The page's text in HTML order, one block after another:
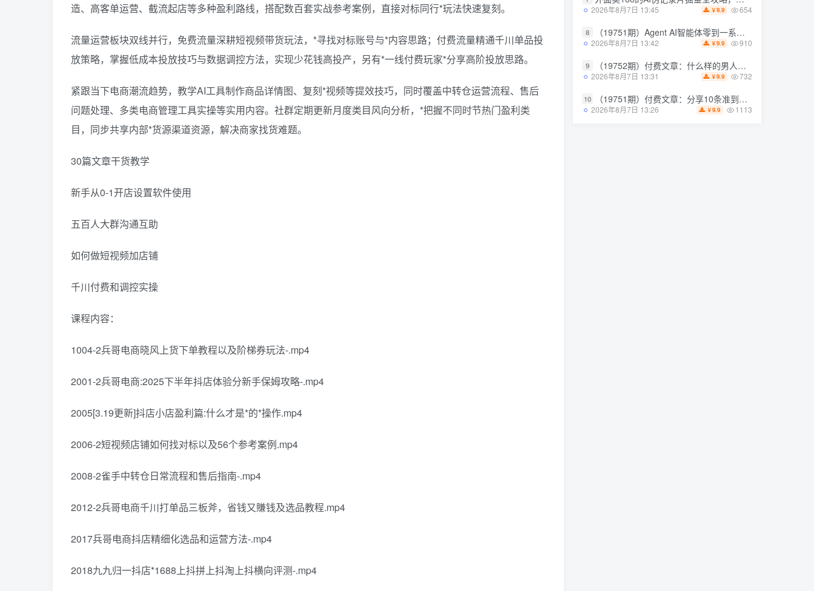
造、高客单运营、截流起店等多种盈利路线，搭配数百套实战参考案例，直接对标同行*玩法快速复刻。
流量运营板块双线并行，免费流量深耕短视频带货玩法，*寻找对标账号与*内容思路；付费流量精通千川单品投
放策略，掌握低成本投放技巧与数据调控方法，实现少花钱高投产，另有*一线付费玩家*分享高阶投放思路。
紧跟当下电商潮流趋势，教学AI工具制作商品详情图、复刻*视频等提效技巧，同时覆盖中转仓运营流程、售后
问题处理、多类电商管理工具实操等实用内容。社群定期更新月度类目风向分析，*把握不同时节热门盈利类
目，同步共享内部*货源渠道资源，解决商家找货难题。
30篇文章干货教学
新手从0-1开店设置软件使用
五百人大群沟通互助
如何做短视频加店铺
千川付费和调控实操
课程内容：
1004-2兵哥电商晓风上货下单教程以及阶梯券玩法-.mp4
2001-2兵哥电商:2025下半年抖店体验分新手保姆攻略-.mp4
2005[3.19更新]抖店小店盈利篇:什么才是*的*操作.mp4
2006-2短视频店铺如何找对标以及56个参考案例.mp4
2008-2雀手中转仓日常流程和售后指南-.mp4
2012-2兵哥电商千川打单品三板斧，省钱又賺钱及选品教程.mp4
2017兵哥电商抖店精细化选品和运营方法-.mp4
2018九九归一抖店*1688上抖拼上抖淘上抖横向评测-.mp4
2026年8月7日 13:45 ￥9.9 654
8 （19751期）Agent AI智能体零到一系统课；零基础也能学会自动化实战，从*概念到Coze工作流搭建完整覆盖
2026年8月7日 13:42 ￥9.9 910
9 （19752期）付费文章：什么样的男人最让女人无法抵抗？
2026年8月7日 13:31 ￥9.9 732
10 （19751期）付费文章：分享10条准到可怕的识人术术，希望能帮到大家。
2026年8月7日 13:26 ￥9.9 1113
2026年8月7日 13:45 ￥9.9 654
8 （19751期）Agent AI智能体零到一系统课；零基础也能学会自动化实战，从*概念到Coze工作流搭建完整覆盖
2026年8月7日 13:42 ￥9.9 910
9 （19752期）付费文章：什么样的男人最让女人无法抵抗？
2026年8月7日 13:31 ￥9.9 732
10 （19751期）付费文章：分享10条准到可怕的识人术术，希望能帮到大家。
2026年8月7日 13:26 ￥9.9 1113